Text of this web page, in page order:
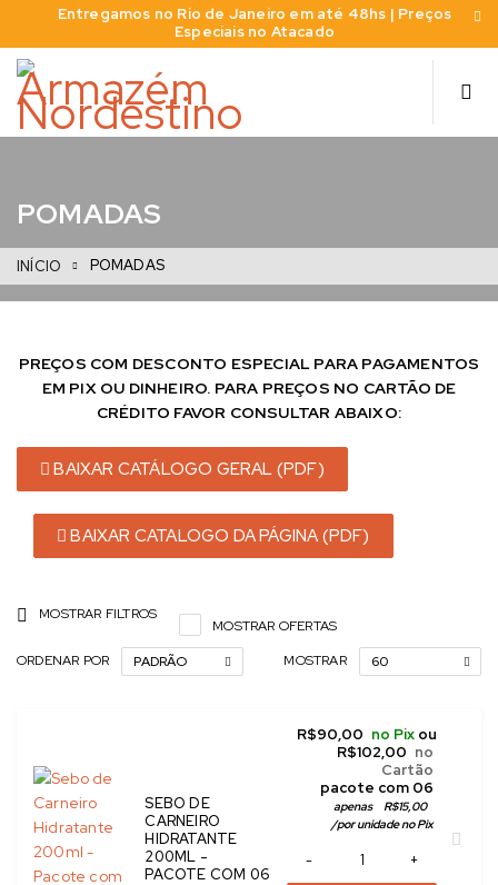
Entregamos no Rio de Janeiro em até 48hs | Preços
Especiais no Atacado
POMADAS
INÍCIO POMADAS
PREÇOS COM DESCONTO ESPECIAL PARA PAGAMENTOS
EM PIX OU DINHEIRO. PARA PREÇOS NO CARTÃO DE
CRÉDITO FAVOR CONSULTAR ABAIXO:
BAIXAR CATÁLOGO GERAL (PDF)
BAIXAR CATALOGO DA PÁGINA (PDF)
MOSTRAR FILTROS
ORDENAR POR PADRÃO
MOSTRAR OFERTAS
MOSTRAR
60
SEBO DE
CARNEIRO
HIDRATANTE
200ML -
PACOTE COM 06
R$90,00 no Pix ou
R$102,00 no
Cartão
pacote com 06
apenas R$15,00
/por unidade no Pix